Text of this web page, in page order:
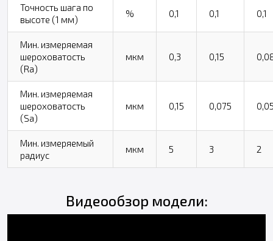
Точность шага по
высоте (1 мм)
% 0,1 0,1 0,1
Мин. измеряемая
шероховатость
(Ra)
мкм 0,3 0,15
Мин. измеряемая
шероховатость
(Sa)
мкм 0,15 0,075
Мин. измеряемый
радиус
мкм 5 3 2
Видеообзор модели: